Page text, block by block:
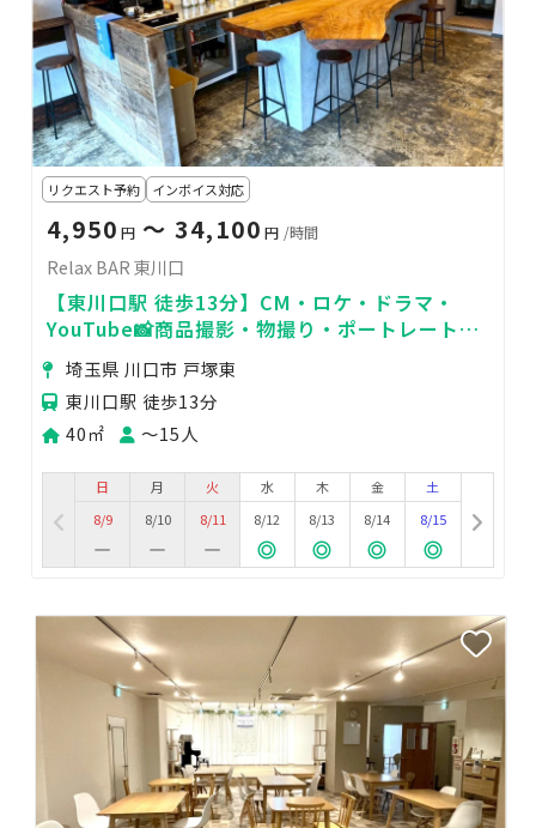
リクエスト予約 インボイス対応
4,950 円 〜 34,100 円 /時間
Relax BAR 東川口
【東川口駅 徒歩13分】CM・ロケ・ドラマ・
YouTube📸商品撮影・物撮り・ポートレート🌟
MV・PV🍃交流会・イベント✨
埼玉県 川口市 戸塚東
東川口駅 徒歩13分
40㎡
〜15人
日
8/9
月
8/10
火
8/11
水
8/12
木
8/13
金
8/14
土
8/15